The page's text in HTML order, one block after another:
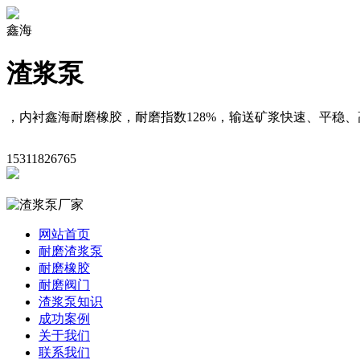
鑫海
渣浆泵
，内衬鑫海耐磨橡胶，耐磨指数128%，输送矿浆快速、平稳
15311826765
网站首页
耐磨渣浆泵
耐磨橡胶
耐磨阀门
渣浆泵知识
成功案例
关于我们
联系我们